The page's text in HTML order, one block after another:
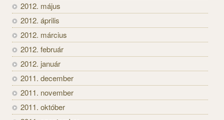
2012. május
2012. április
2012. március
2012. február
2012. január
2011. december
2011. november
2011. október